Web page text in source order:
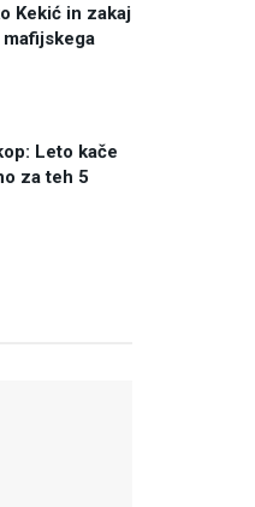
Kekić in zakaj
Leto kače
za teh 5